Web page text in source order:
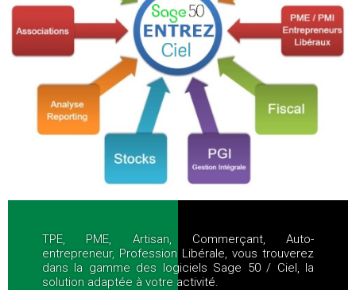
TPE, PME, Artisan, Commerçant, Auto-
entrepreneur, Profession Libérale, vous trouverez
dans la gamme des logiciels Sage 50 / Ciel, la
solution adaptée à votre activité.